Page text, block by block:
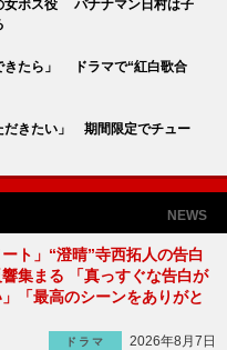
女ボス役 バナナマン日村は子
きたら」 ドラマで“紅白歌合
だきたい」 期間限定でチュー
NEWS
ート」“澄晴”寺西拓人の告白
集まる 「真っすぐな告白が
「最高のシーンをありがと
ドラマ
2026年8月7日